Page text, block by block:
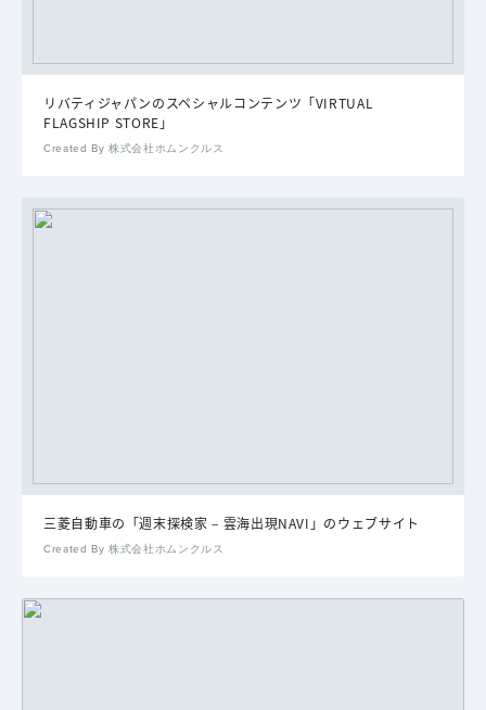
リバティジャパンのスペシャルコンテンツ「VIRTUAL
FLAGSHIP STORE」
Created By 株式会社ホムンクルス
三菱自動車の「週末探検家 – 雲海出現NAVI」のウェブサイト
Created By 株式会社ホムンクルス